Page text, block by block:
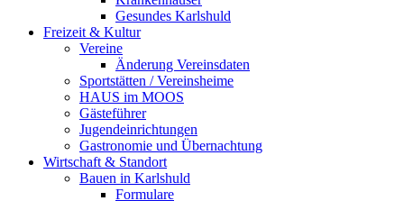
Gesundes Karlshuld
Freizeit & Kultur
Vereine
Änderung Vereinsdaten
Sportstätten / Vereinsheime
HAUS im MOOS
Gästeführer
Jugendeinrichtungen
Gastronomie und Übernachtung
Wirtschaft & Standort
Bauen in Karlshuld
Formulare